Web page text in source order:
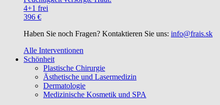
4+1 frei
396 €
Haben Sie noch Fragen? Kontaktieren Sie uns: info@frais.sk
Alle Interventionen
Schönheit
Plastische Chirurgie
Ästhetische und Lasermedizin
Dermatologie
Medizinische Kosmetik und SPA